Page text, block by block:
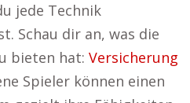
jede Technik
Schau dir an, was die
bieten hat: Versicherung
Spieler können einen